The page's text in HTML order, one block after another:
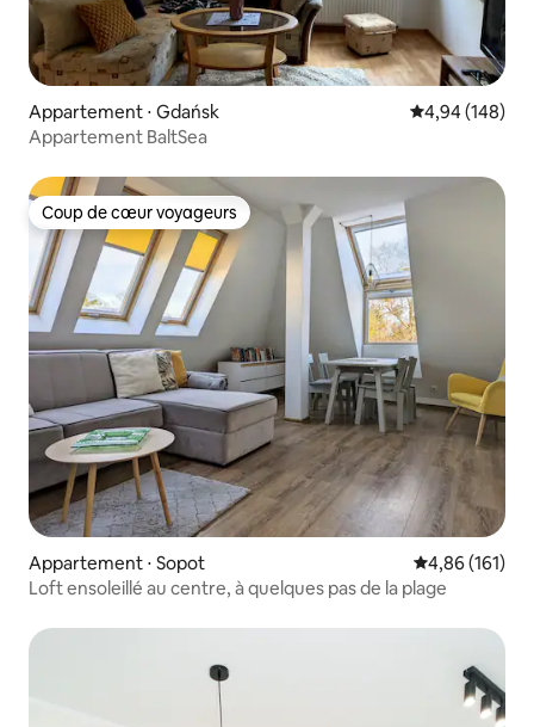
Appartement ⋅ Gdańsk Évaluation
4,94 (148)
Appartement BaltSea
Coup de cœur voyageurs
Coup de cœur voyageurs
Appartement ⋅ Sopot Évaluation
4,86 (161)
Loft ensoleillé au centre, à quelques pas de la plage